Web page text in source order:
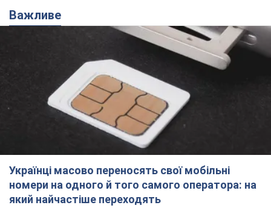
Важливе
Українці масово переносять свої мобільні
номери на одного й того самого оператора: на
який найчастіше переходять